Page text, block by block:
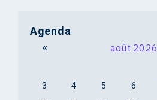
Agenda
« août 2026
3
4 5 6